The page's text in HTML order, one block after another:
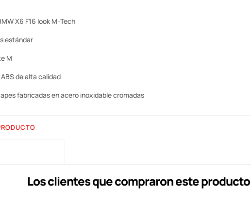
X6 F16 look M-Tech
estándar
M
de alta calidad
fabricadas en acero inoxidable cromadas
Los clientes que compraron este